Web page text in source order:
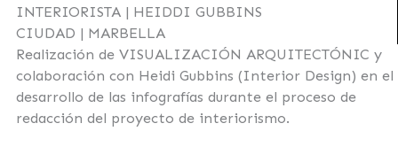
INTERIORISTA | HEIDDI GUBBINS
CIUDAD | MARBELLA
Realización de VISUALIZACIÓN ARQUITECTÓNIC y
colaboración con Heidi Gubbins (Interior Design) en el
desarrollo de las infografías durante el proceso de
redacción del proyecto de interiorismo.